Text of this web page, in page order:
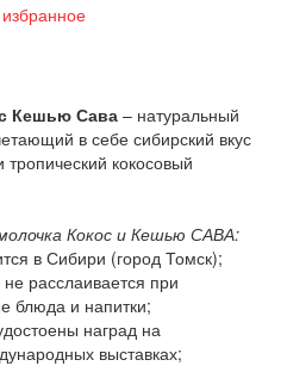
Кешью Сава – натуральный
в себе сибирский вкус
тропический кокосовый
Кокос и Кешью САВА:
в Сибири (город Томск);
расслаивается при
блюда и напитки;
наград на
выставках;